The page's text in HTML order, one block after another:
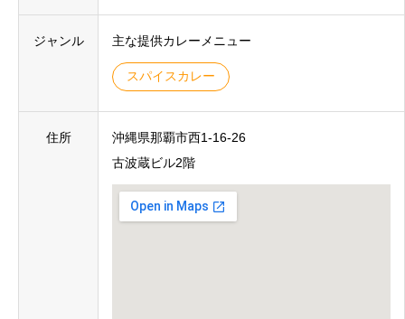
ジャンル 主な提供カレーメニュー
スパイスカレー
住所
沖縄県那覇市西1-16-26
古波蔵ビル2階